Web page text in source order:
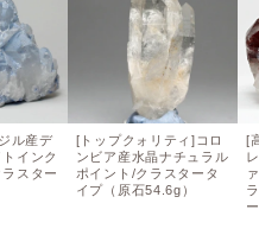
ル産デ
インク
スター
[トップクォリティ]コロ
ンビア産水晶ナチュラル
ポイント/クラスタータ
イプ（原石54.6g）
[